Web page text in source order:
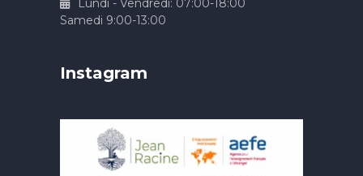
Lundi - Vendredi: 07:00-18:00
Samedi 9:00-13:00
Instagram